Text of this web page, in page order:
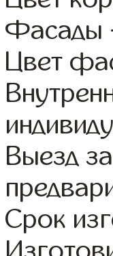
Цвет
Выезд
Срок